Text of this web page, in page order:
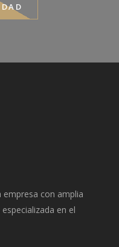
con amplia
en el